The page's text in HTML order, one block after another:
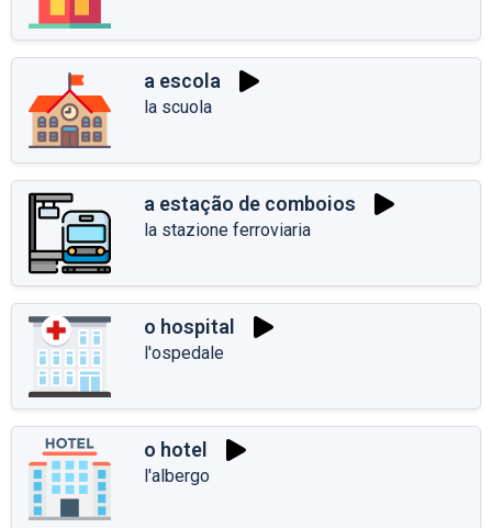
a escola
la scuola
a estação de comboios
la stazione ferroviaria
o hospital
l'ospedale
o hotel
l'albergo